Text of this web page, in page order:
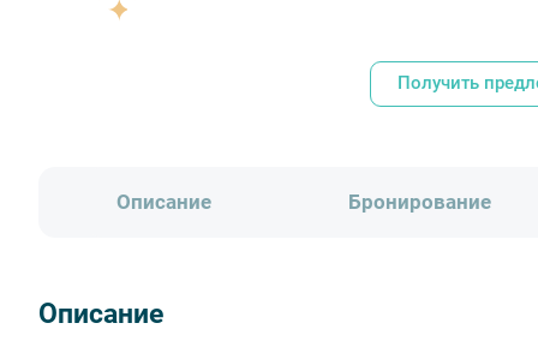
Получить
Описание Бронирование
Описание